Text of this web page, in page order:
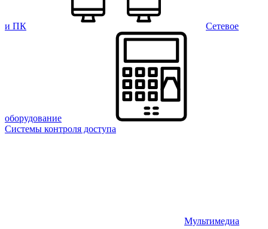
и ПК Сетевое
оборудование
Системы контроля доступа
Мультимедиа